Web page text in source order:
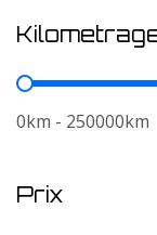
0km - 250000km
Prix